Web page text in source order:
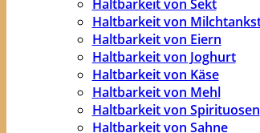
Haltbarkeit von Sekt
Haltbarkeit von
Haltbarkeit von Eiern
Haltbarkeit von Joghurt
Haltbarkeit von Käse
Haltbarkeit von Mehl
Haltbarkeit von Spirituosen
Haltbarkeit von Sahne